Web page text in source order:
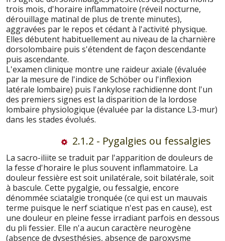
trois mois, d'horaire inflammatoire (réveil nocturne,
dérouillage matinal de plus de trente minutes),
aggravées par le repos et cédant à l'activité physique.
Elles débutent habituellement au niveau de la charnière
dorsolombaire puis s'étendent de façon descendante
puis ascendante.
L'examen clinique montre une raideur axiale (évaluée
par la mesure de l'indice de Schöber ou l'inflexion
latérale lombaire) puis l'ankylose rachidienne dont l'un
des premiers signes est la disparition de la lordose
lombaire physiologique (évaluée par la distance L3-mur)
dans les stades évolués.
2.1.2 - Pygalgies ou fessalgies
La sacro-iliite se traduit par l'apparition de douleurs de
la fesse d'horaire le plus souvent inflammatoire. La
douleur fessière est soit unilatérale, soit bilatérale, soit
à bascule. Cette pygalgie, ou fessalgie, encore
dénommée sciatalgie tronquée (ce qui est un mauvais
terme puisque le nerf sciatique n'est pas en cause), est
une douleur en pleine fesse irradiant parfois en dessous
du pli fessier. Elle n'a aucun caractère neurogène
(absence de dysesthésies, absence de paroxysme